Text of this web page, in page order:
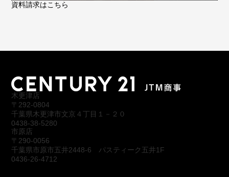
資料請求はこちら
木更津店
〒292-0804
千葉県木更津市文京４丁目１－２０
0438-38-5280
市原店
〒290-0056
千葉県市原市五井2448-6 パスティーク五井1F
0436-26-4712